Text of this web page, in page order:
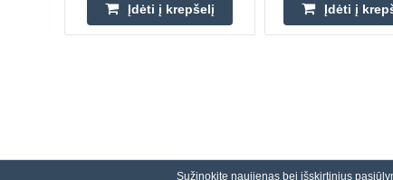
Įdėti į krepšelį Įdėti į
Sužinokite naujienas bei išskirtinius